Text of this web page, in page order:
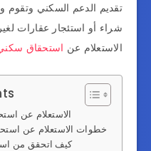
تقديم الدعم السكني وتقوم
شراء أو استئجار عقارات
الاستعلام عن استحقاق
الاستعلام عن
خطوات الاستعلام عن
كيف اتحقق من